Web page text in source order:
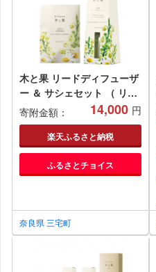
木と果 リードディフューザ
ー ＆ サシェセット （ リツ
ェアクベバ カモミール ）
晴香堂 HARUKADO 天然精
油 100％ ルームフレグラン
ス 芳香剤 インテリア アロ
マ 天然香料 香り リビング
玄関 ベッドルーム プレゼン
寄附金額： 14,000 円
楽天ふるさと納税
ふるさとチョイス
奈良県 三宅町